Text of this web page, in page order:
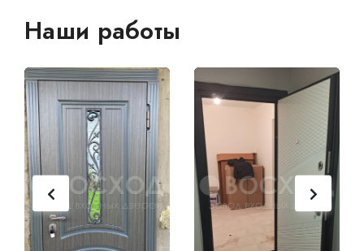
Наши работы